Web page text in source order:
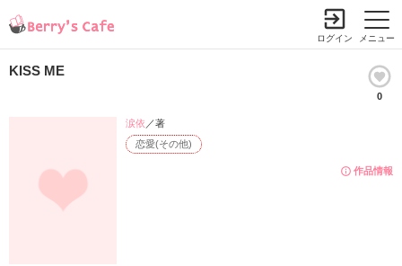
メニュー
ログイン
KISS ME
0
作品情報
恋愛(その他)
涙依 ／著